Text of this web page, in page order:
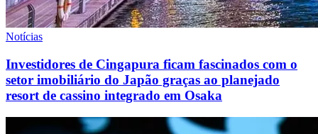
Notícias
Investidores de Cingapura ficam fascinados com o
setor imobiliário do Japão graças ao planejado
resort de cassino integrado em Osaka